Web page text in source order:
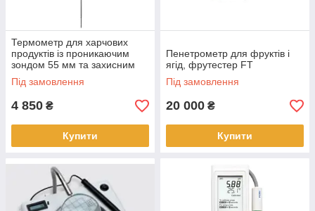
Термометр для харчових
продуктів із проникаючим
зондом 55 мм та захисним
чохлом testo 106
Під замовлення
4 850 ₴
Купити
Пенетрометр для фруктів і
ягід, фрутестер FT
Під замовлення
20 000 ₴
Купити